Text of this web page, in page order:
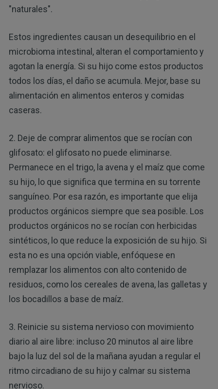
"naturales".
Estos ingredientes causan un desequilibrio en el
microbioma intestinal, alteran el comportamiento y
agotan la energía. Si su hijo come estos productos
todos los días, el daño se acumula. Mejor, base su
alimentación en alimentos enteros y comidas
caseras.
2. Deje de comprar alimentos que se rocían con
glifosato: el glifosato no puede eliminarse.
Permanece en el trigo, la avena y el maíz que come
su hijo, lo que significa que termina en su torrente
sanguíneo. Por esa razón, es importante que elija
productos orgánicos siempre que sea posible. Los
productos orgánicos no se rocían con herbicidas
sintéticos, lo que reduce la exposición de su hijo. Si
esta no es una opción viable, enfóquese en
remplazar los alimentos con alto contenido de
residuos, como los cereales de avena, las galletas y
los bocadillos a base de maíz.
3. Reinicie su sistema nervioso con movimiento
diario al aire libre: incluso 20 minutos al aire libre
bajo la luz del sol de la mañana ayudan a regular el
ritmo circadiano de su hijo y calmar su sistema
nervioso.